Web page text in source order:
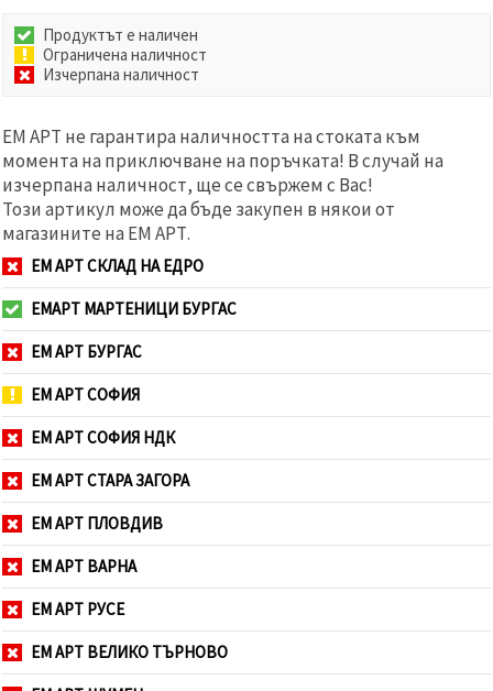
Продуктът е наличен
Ограничена наличност
Изчерпана наличност
ЕМ АРТ не гарантира наличността на стоката към
момента на приключване на поръчката! В случай на
изчерпана наличност, ще се свържем с Вас!
Този артикул може да бъде закупен в някои от
магазините на ЕМ АРТ.
ЕМ АРТ СКЛАД НА ЕДРО
ЕМАРТ МАРТЕНИЦИ БУРГАС
ЕМ АРТ БУРГАС
ЕМ АРТ СОФИЯ
ЕМ АРТ СОФИЯ НДК
ЕМ АРТ СТАРА ЗАГОРА
ЕМ АРТ ПЛОВДИВ
ЕМ АРТ ВАРНА
ЕМ АРТ РУСЕ
ЕМ АРТ ВЕЛИКО ТЪРНОВО